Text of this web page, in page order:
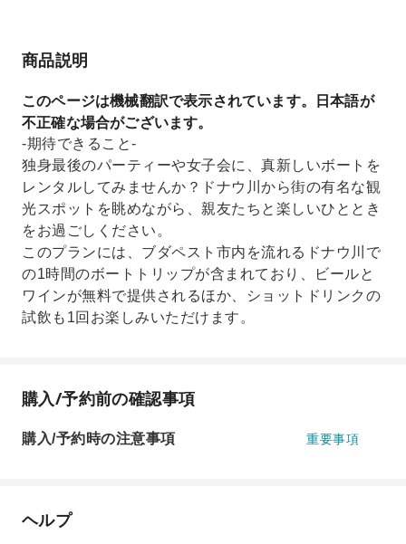
商品説明
このページは機械翻訳で表示されています。日本語が
不正確な場合がございます。
-期待できること-
独身最後のパーティーや女子会に、真新しいボートを
レンタルしてみませんか？ドナウ川から街の有名な観
光スポットを眺めながら、親友たちと楽しいひととき
をお過ごしください。
このプランには、ブダペスト市内を流れるドナウ川で
の1時間のボートトリップが含まれており、ビールと
ワインが無料で提供されるほか、ショットドリンクの
試飲も1回お楽しみいただけます。
購入/予約前の確認事項
購入/予約時の注意事項 重要事項
ヘルプ